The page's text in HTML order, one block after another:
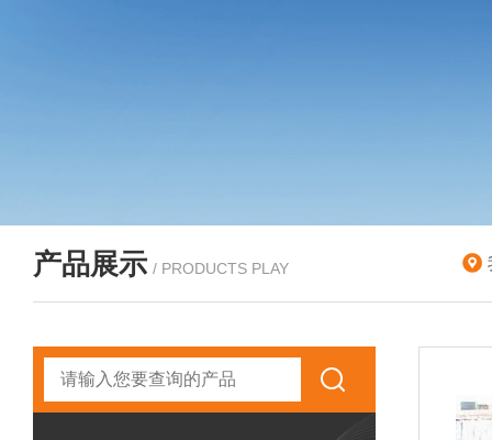
产品展示 / PRODUCTS PLAY